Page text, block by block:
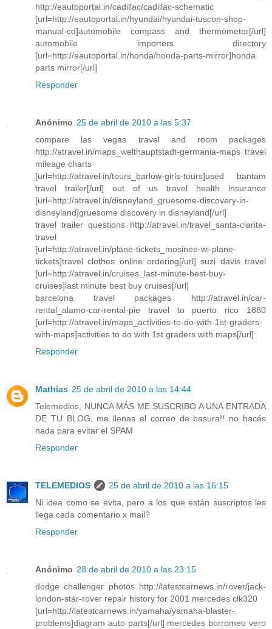
http://eautoportal.in/cadillac/cadillac-schematic
[url=http://eautoportal.in/hyundai/hyundai-tuscon-shop-
manual-cd]automobile compass and thermometer[/url]
automobile importers directory
[url=http://eautoportal.in/honda/honda-parts-mirror]honda
parts mirror[/url]
Responder
Anónimo 25 de abril de 2010 a las 5:37
compare las vegas travel and room packages
http://atravel.in/maps_welthauptstadt-germania-maps travel
mileage charts
[url=http://atravel.in/tours_barlow-girls-tours]used bantam
travel trailer[/url] out of us travel health insurance
[url=http://atravel.in/disneyland_gruesome-discovery-in-
disneyland]gruesome discovery in disneyland[/url]
travel trailer questions http://atravel.in/travel_santa-clarita-
travel
[url=http://atravel.in/plane-tickets_mosinee-wi-plane-
tickets]travel clothes online ordering[/url] suzi davis travel
[url=http://atravel.in/cruises_last-minute-best-buy-
cruises]last minute best buy cruises[/url]
barcelona travel packages http://atravel.in/car-
rental_alamo-car-rental-pie travel to puerto rico 1880
[url=http://atravel.in/maps_activities-to-do-with-1st-graders-
with-maps]activities to do with 1st graders with maps[/url]
Responder
Mathias 25 de abril de 2010 a las 14:44
Telemedios, NUNCA MÁS ME SUSCRIBO A UNA ENTRADA
DE TU BLOG, me llenas el correo de basura!! no hacés
nada para evitar el SPAM
Responder
TELEMEDIOS
25 de abril de 2010 a las 16:15
Ni idea como se evita, pero a los que están suscriptos les
llega cada comentario x mail?
Responder
Anónimo 28 de abril de 2010 a las 23:15
dodge challenger photos http://latestcarnews.in/rover/jack-
london-star-rover repair history for 2001 mercedes clk320
[url=http://latestcarnews.in/yamaha/yamaha-blaster-
problems]diagram auto parts[/url] mercedes borromeo vero